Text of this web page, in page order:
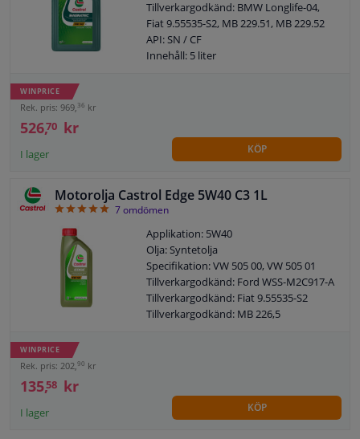
Tillverkargodkänd: BMW Longlife-04,
Fiat 9.55535-S2, MB 229.51, MB 229.52
API: SN / CF
Innehåll: 5 liter
BMW: Longlife 04
Viskositetsklass enligt SAE: 5W-40
WINPRICE
Rek. pris: 969,36 kr
526,70 kr
I lager KÖP
Motorolja Castrol Edge 5W40 C3 1L
57omdömen
Applikation: 5W40
Olja: Syntetolja
Specifikation: VW 505 00, VW 505 01
Tillverkargodkänd: Ford WSS-M2C917-A
Tillverkargodkänd: Fiat 9.55535-S2
Tillverkargodkänd: MB 226,5
Tillverkargodkänd: VW 505 00
Tillverkargodkänd: VW 505 01
WINPRICE
Rek. pris: 202,90 kr
135,58 kr
I lager KÖP